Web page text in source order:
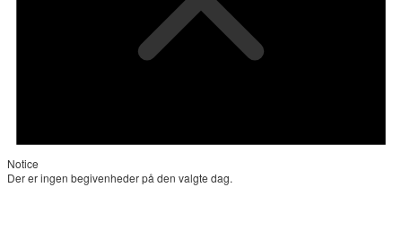
Notice
Der er ingen begivenheder på den valgte dag.